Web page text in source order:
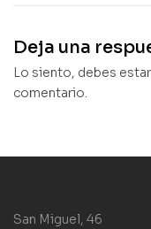
Dolor y
Deja una
Lo siento, debes estar
comentario.
San Miguel, 46